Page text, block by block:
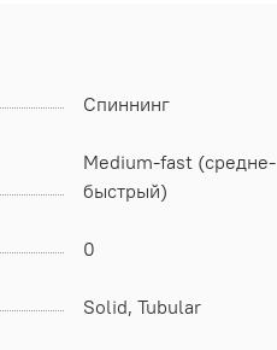
Спиннинг
Medium-fast (средне-
быстрый)
0
Solid, Tubular